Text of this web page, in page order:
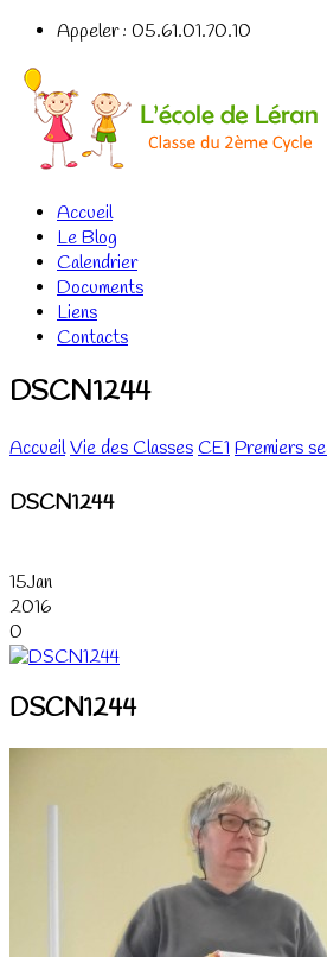
Appeler : 05.61.01.70.10
Accueil
Le Blog
Calendrier
Documents
Liens
Contacts
DSCN1244
AccueilVie des ClassesCE1 Premiers
DSCN1244
15Jan
2016
0
DSCN1244